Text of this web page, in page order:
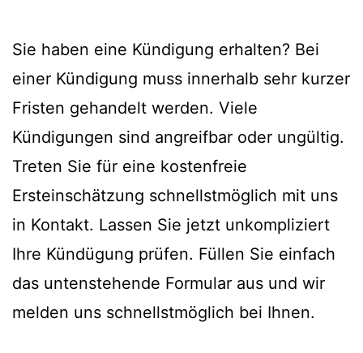
Sie haben eine Kündigung erhalten? Bei
einer Kündigung muss innerhalb sehr kurzer
Fristen gehandelt werden. Viele
Kündigungen sind angreifbar oder ungültig.
Treten Sie für eine kostenfreie
Ersteinschätzung schnellstmöglich mit uns
in Kontakt. Lassen Sie jetzt unkompliziert
Ihre Kündügung prüfen. Füllen Sie einfach
das untenstehende Formular aus und wir
melden uns schnellstmöglich bei Ihnen.